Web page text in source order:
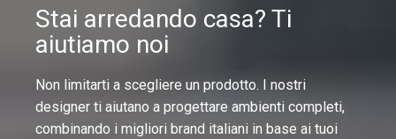
Stai arredando casa? Ti
aiutiamo noi
Non limitarti a scegliere un prodotto. I nostri
designer ti aiutano a progettare ambienti completi,
combinando i migliori brand italiani in base ai tuoi